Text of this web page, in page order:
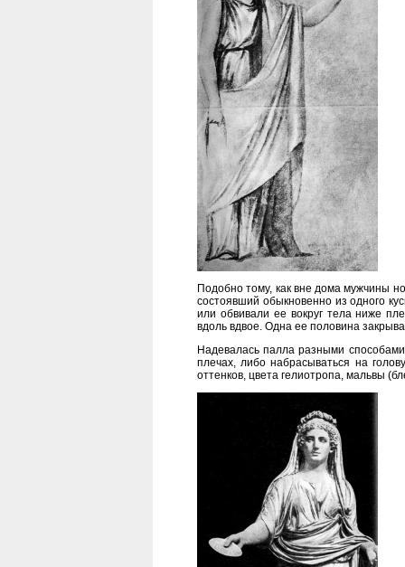
Подобно тому, как вне дома мужчины
состоявший обыкновенно из одного
или обвивали ее вокруг тела ниже
вдоль вдвое. Одна ее половина
Надевалась палла разными
плечах, либо набрасываться на
оттенков, цвета гелиотропа, мальвы